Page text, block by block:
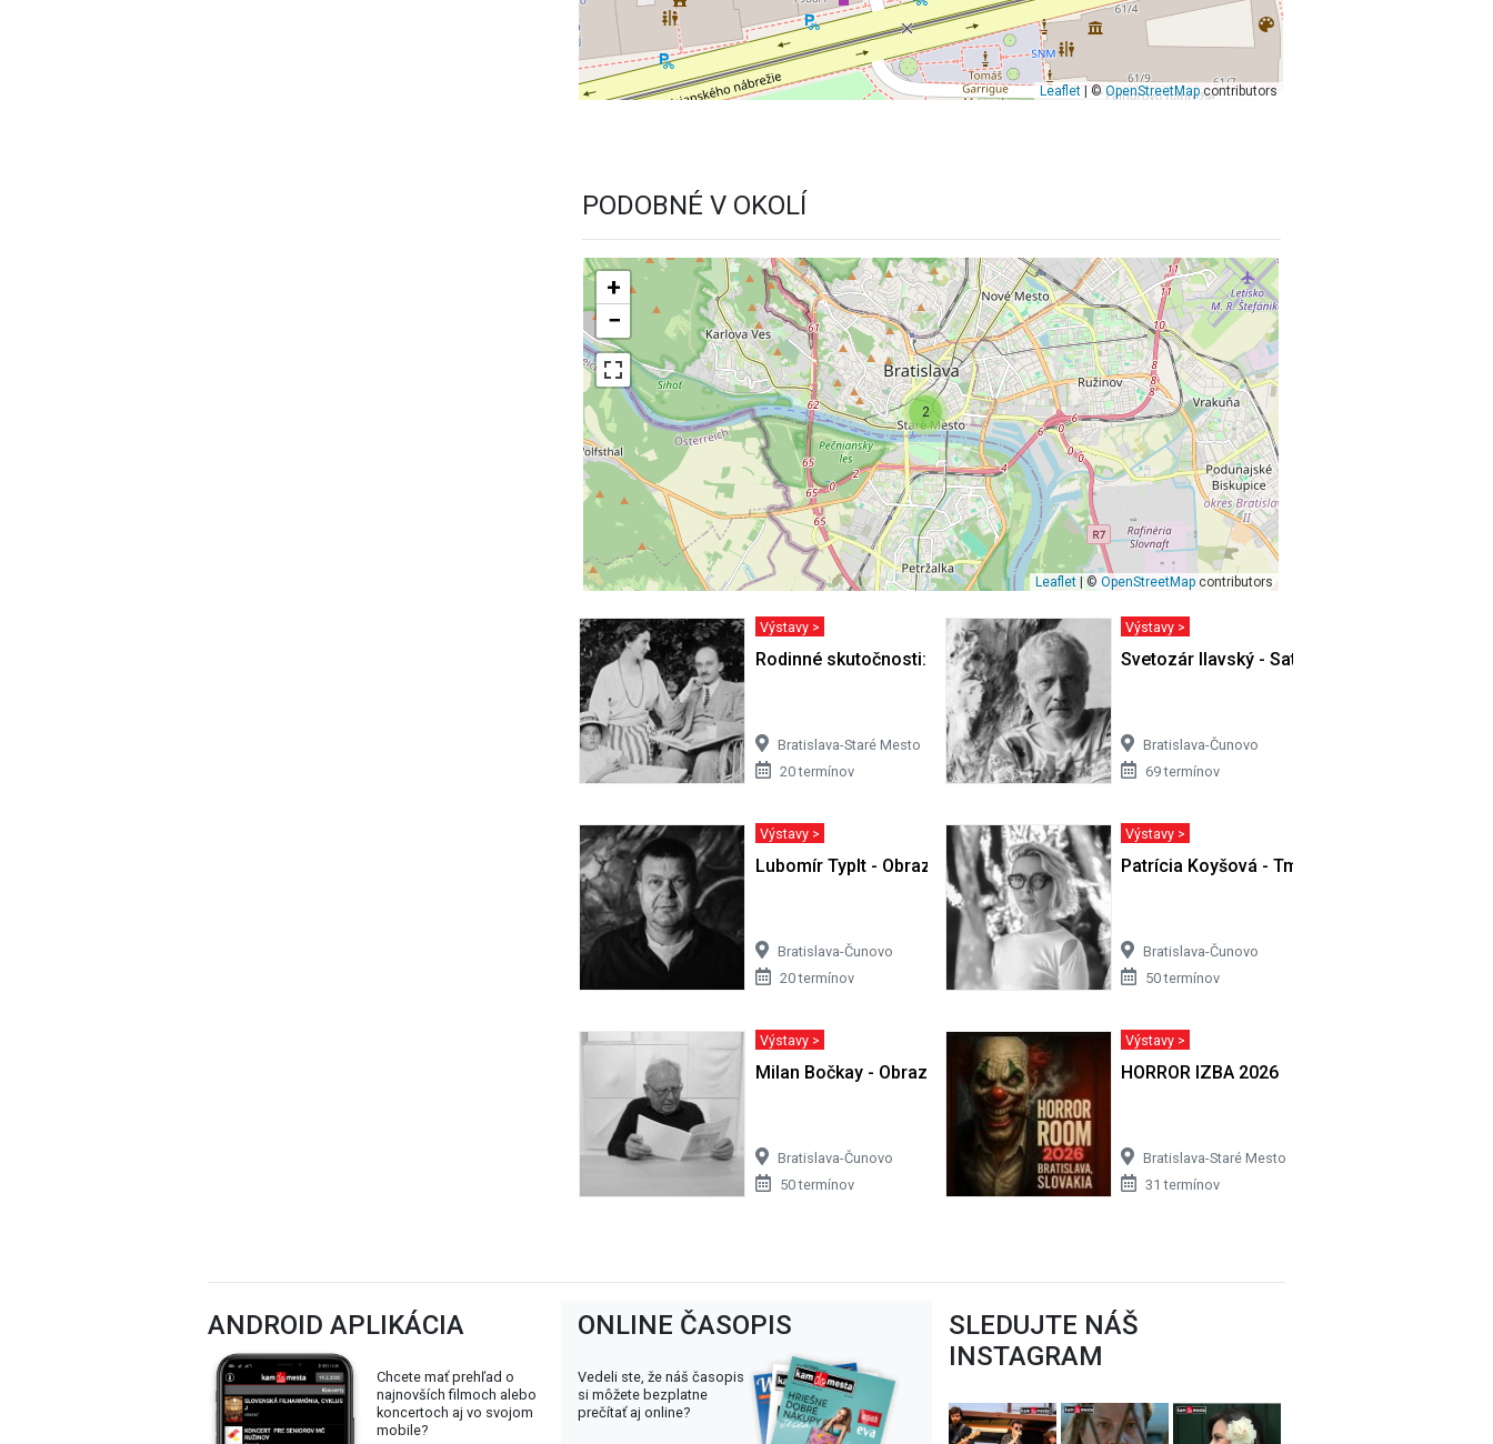
Leaflet| ©OpenStreetMapcontributors
PODOBNÉ V OKOLÍ
2
+
−
Leaflet | ©OpenStreetMap contributors
Výstavy >
Rodinné skutočnosti: Obraz života…
Bratislava-Staré Mesto
20 termínov
Výstavy >
Svetozár Ilavský - Satori v Cíferi II
Bratislava-Čunovo
69 termínov
Výstavy >
Lubomír Typlt - Obrazy
Bratislava-Čunovo
20 termínov
Výstavy >
Patrícia Koyšová - Tmy sa nemusíš báť
Bratislava-Čunovo
50 termínov
Výstavy >
Milan Bočkay - Obrazy
Bratislava-Čunovo
50 termínov
Výstavy >
HORROR IZBA 2026
Bratislava-Staré Mesto
31 termínov
ANDROID APLIKÁCIA
Chcete mať prehľad o
najnovších filmoch alebo
koncertoch aj vo svojom
mobile?
ONLINE ČASOPIS
Vedeli ste, že náš časopis
si môžete bezplatne
prečítať aj online?
SLEDUJTE NÁŠ
INSTAGRAM